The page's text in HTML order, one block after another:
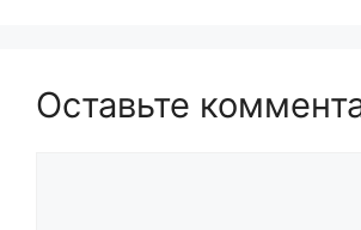
Оставьте